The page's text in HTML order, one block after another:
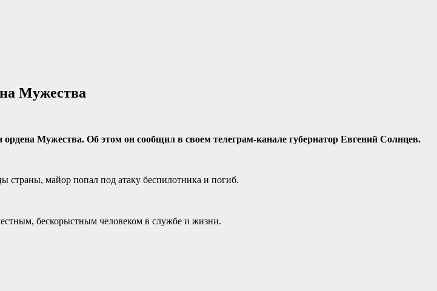
Мужества
Мужества. Об этом он сообщил в своем телеграм-канале губернатор Евгений Солнцев.
страны, майор попал под атаку беспилотника и погиб.
бескорыстным человеком в службе и жизни.